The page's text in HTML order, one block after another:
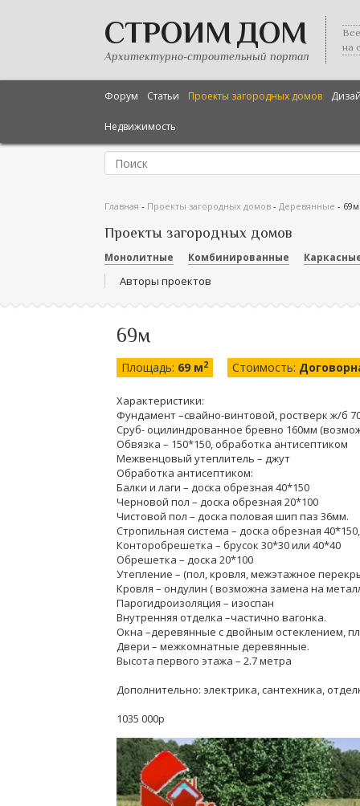
СТРОИМ ДОМ
Архитектурно-строительный портал
на
Форум Статьи Проекты загородных домов
Недвижимость
Главная - Проекты загородных домов - Деревянные - 69м
Проекты загородных домов
Монолитные Комбинированные
Авторы проектов
69м
Площадь: 69 м2 Стоимость:
Характеристики:
Фундамент –свайно-винтовой, ростверк ж/б
Сруб- оцилиндрованное бревно 160мм
Обвязка – 150*150, обработка антисептиком
Межвенцовый утеплитель – джут
Обработка антисептиком:
Балки и лаги – доска обрезная 40*150
Черновой пол – доска обрезная 20*100
Чистовой пол – доска половая шип паз 36мм.
Стропильная система – доска обрезная
Конторобрешетка – брусок 30*30 или 40*40
Обрешетка – доска 20*100
Утепление – (пол, кровля, межэтажное
Кровля – ондулин ( возможна замена на
Парогидроизоляция – изоспан
Внутренняя отделка –частично вагонка.
Окна –деревянные с двойным остеклением,
Двери – межкомнатные деревянные.
Высота первого этажа – 2.7 метра
Дополнительно: электрика, сантехника,
1035 000р